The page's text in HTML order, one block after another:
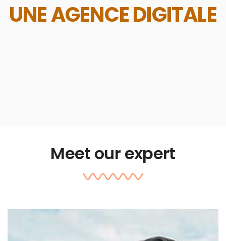
UNE AGENCE DIGITALE
Meet our expert